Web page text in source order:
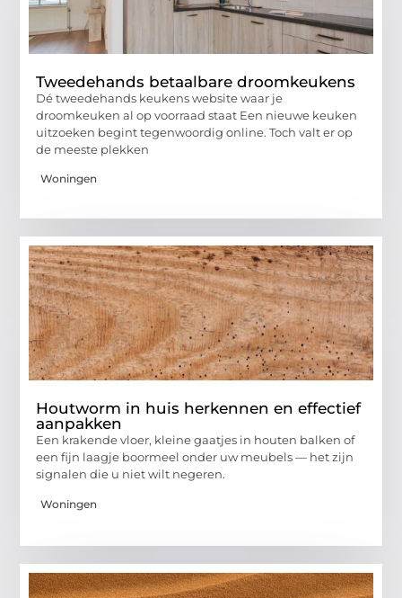
Tweedehands betaalbare droomkeukens
Dé tweedehands keukens website waar je
droomkeuken al op voorraad staat Een nieuwe keuken
uitzoeken begint tegenwoordig online. Toch valt er op
de meeste plekken
Woningen
Houtworm in huis herkennen en effectief
aanpakken
Een krakende vloer, kleine gaatjes in houten balken of
een fijn laagje boormeel onder uw meubels — het zijn
signalen die u niet wilt negeren.
Woningen